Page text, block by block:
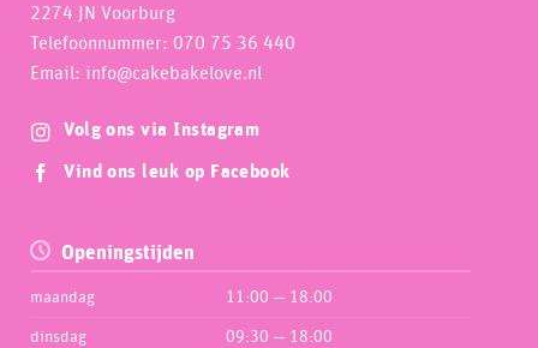
2274 JN Voorburg
Telefoonnummer: 070 75 36 440
Email: info@cakebakelove.nl
Volg ons via Instagram
Vind ons leuk op Facebook
Openingstijden
maandag 11:00 — 18:00
dinsdag 09:30 — 18:00